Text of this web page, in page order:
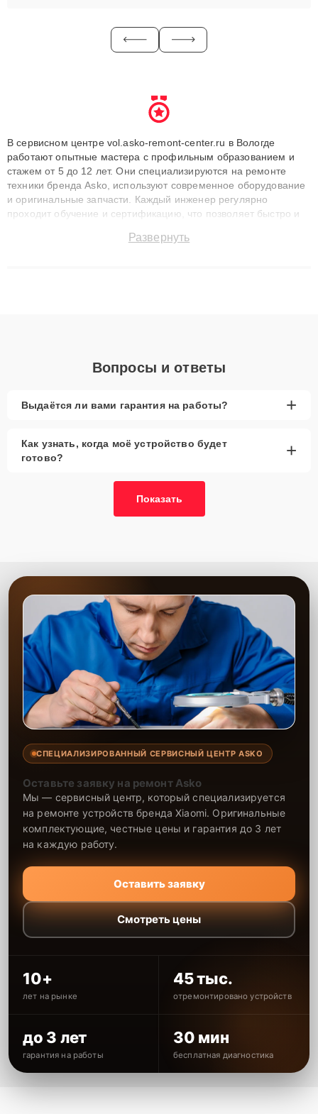
В сервисном центре vol.asko-remont-center.ru в Вологде
работают опытные мастера с профильным образованием и
стажем от 5 до 12 лет. Они специализируются на ремонте
техники бренда Asko, используют современное оборудование
и оригинальные запчасти. Каждый инженер регулярно
проходит обучение и сертификацию, что позволяет быстро и
сохранением гарантии до 3 лет. Наши мастера решают
Развернуть
Вопросы и ответы
Выдаётся ли вами гарантия на работы? +
Как узнать, когда моё устройство будет
готово?
+
Показать
СПЕЦИАЛИЗИРОВАННЫЙ СЕРВИСНЫЙ ЦЕНТР ASKO
Оставьте заявку на ремонт Asko
Мы — сервисный центр, который специализируется
на ремонте устройств бренда Xiaomi. Оригинальные
комплектующие, честные цены и гарантия до 3 лет
на каждую работу.
Оставить заявку
Смотреть цены
10+
лет на рынке
45 тыс.
отремонтировано устройств
до 3 лет
гарантия на работы
30 мин
бесплатная диагностика